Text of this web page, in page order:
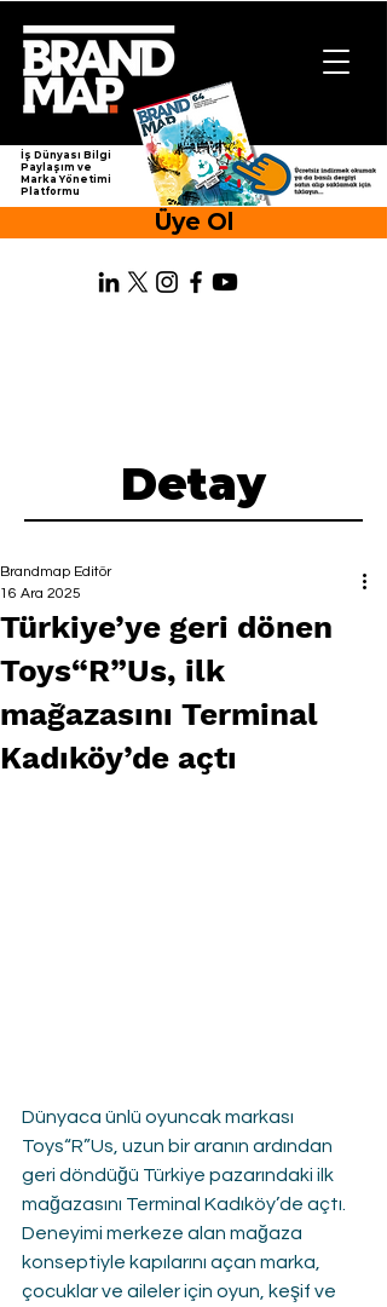
İş Dünyası Bilgi
Paylaşım ve
Marka Yönetimi
Platformu
Üye Ol
Detay
Türkiye’ye geri dönen
Toys“R”Us, ilk
mağazasını Terminal
Kadıköy’de açtı
Brandmap Editör
16 Ara 2025
Dünyaca ünlü oyuncak markası
Toys“R”Us, uzun bir aranın ardından
geri döndüğü Türkiye pazarındaki ilk
mağazasını Terminal Kadıköy’de açtı.
Deneyimi merkeze alan mağaza
konseptiyle kapılarını açan marka,
çocuklar ve aileler için oyun, keşif ve